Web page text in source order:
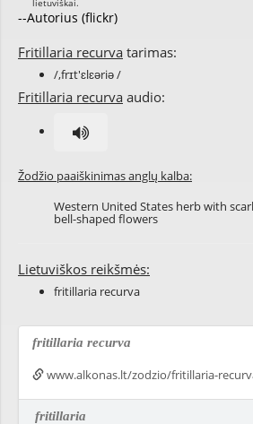
--Autorius (flickr)
Fritillaria recurva tarimas:
/,frɪt'ɛlɛəriə /
Fritillaria recurva audio:
Žodžio paaiškinimas anglų kalba:
Western United States herb with
bell-shaped flowers
Lietuviškos reikšmės:
fritillaria recurva
fritillaria recurva
www.alkonas.lt/zodzio/fritillaria-
fritillaria